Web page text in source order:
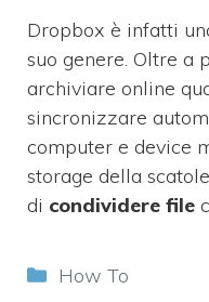
Dropbox è infatti
suo genere. Oltre a
archiviare online
sincronizzare
computer e device
storage della
di condividere file
Categorie
How To